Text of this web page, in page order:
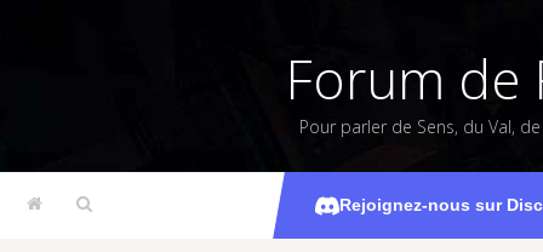
Forum de
Pour parler de Sens, du Val,
Rejoignez-nous sur